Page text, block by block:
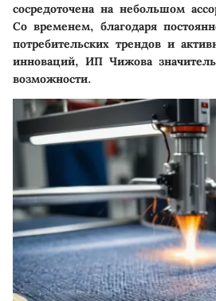
сосредоточена на небольшом
Со временем, благодаря
потребительских трендов и
инноваций, ИП Чижова
возможности.